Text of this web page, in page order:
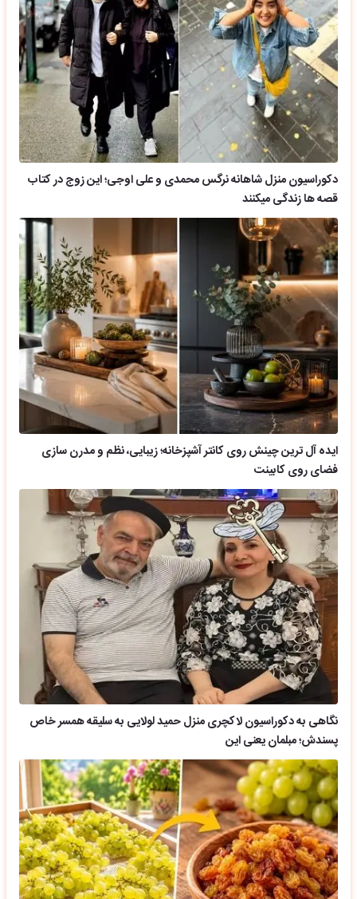
دکوراسیون منزل شاهانه نرگس محمدی و علی اوجی؛ این زوج در کتاب
قصه ها زندگی میکنند
ایده آل ترین چینش روی کانتر آشپزخانه؛ زیبایی، نظم و مدرن سازی
فضای روی کابینت
نگاهی به دکوراسیون لاکچری منزل حمید لولایی به سلیقه همسر خاص
پسندش؛ مبلمان یعنی این